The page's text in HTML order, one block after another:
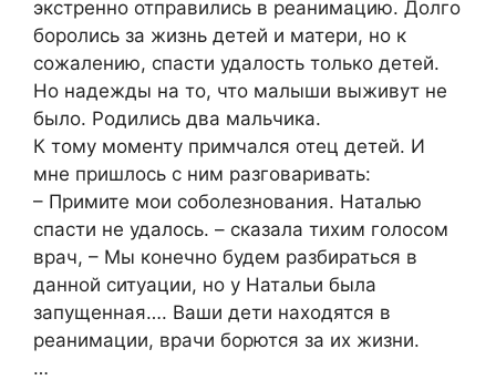
экстренно отправились в реанимацию. Долго
боролись за жизнь детей и матери, но к
сожалению, спасти удалость только детей.
Но надежды на то, что малыши выживут не
было. Родились два мальчика.
К тому моменту примчался отец детей. И
мне пришлось с ним разговаривать:
– Примите мои соболезнования. Наталью
спасти не удалось. – сказала тихим голосом
врач, – Мы конечно будем разбираться в
данной ситуации, но у Натальи была
запущенная…. Ваши дети находятся в
реанимации, врачи борются за их жизни.
…